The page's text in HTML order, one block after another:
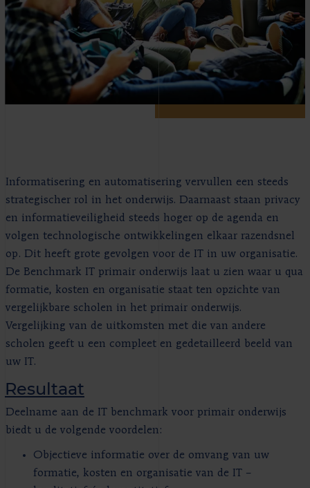
Informatisering en automatisering vervullen een steeds
strategischer rol in het onderwijs. Daarnaast staan privacy
en informatieveiligheid steeds hoger op de agenda en
volgen technologische ontwikkelingen elkaar razendsnel
op. Dit heeft grote gevolgen voor de IT in uw organisatie.
De Benchmark IT primair onderwijs laat u zien waar u qua
formatie, kosten en organisatie staat ten opzichte van
vergelijkbare scholen in het primair onderwijs.
Vergelijking van de uitkomsten met die van andere
scholen geeft u een compleet en gedetailleerd beeld van
uw IT.
Resultaat
Deelname aan de IT benchmark voor primair onderwijs
biedt u de volgende voordelen:
Objectieve informatie over de omvang van uw
formatie, kosten en organisatie van de IT –